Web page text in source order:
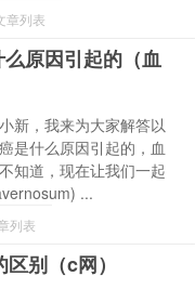
章列表
原因引起的（血
新，我来为大家解答以
是什么原因引起的，血
知道，现在让我们一起
...
列表
别（c网）